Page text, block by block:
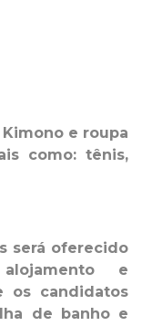
e roupa
como: tênis,
será oferecido
e
os candidatos
de banho e